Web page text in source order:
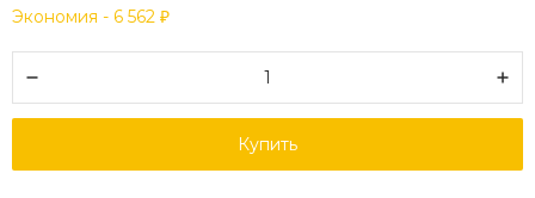
Экономия - 6 562 ₽
Купить